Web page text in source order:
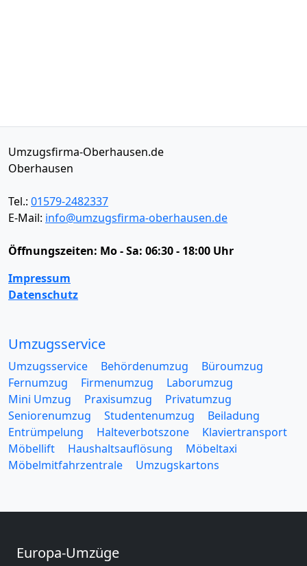
Umzugsfirma-Oberhausen.de
Oberhausen
Tel.: 01579-2482337
E-Mail: info@umzugsfirma-oberhausen.de
Öffnungszeiten: Mo - Sa: 06:30 - 18:00 Uhr
Impressum
Datenschutz
Umzugsservice
Umzugsservice Behördenumzug
Büroumzug
Fernumzug
Firmenumzug
Laborumzug
Mini Umzug
Praxisumzug
Privatumzug
Seniorenumzug
Studentenumzug
Beiladung
Entrümpelung
Halteverbotszone
Klaviertransport
Möbellift
Haushaltsauflösung
Möbeltaxi
Möbelmitfahrzentrale
Umzugskartons
Europa-Umzüge